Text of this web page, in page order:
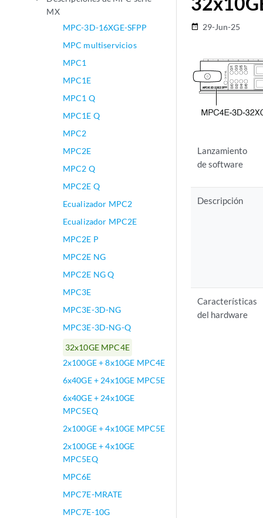
MX
MPC-3D-16XGE-SFPP
MPC multiservicios
MPC1
MPC1E
MPC1 Q
MPC1E Q
MPC2
MPC2E
MPC2 Q
MPC2E Q
Ecualizador MPC2
Ecualizador MPC2E
MPC2E P
MPC2E NG
MPC2E NG Q
MPC3E
MPC3E-3D-NG
MPC3E-3D-NG-Q
32x10GE MPC4E
2x100GE + 8x10GE MPC4E
6x40GE + 24x10GE MPC5E
6x40GE + 24x10GE
MPC5EQ
2x100GE + 4x10GE MPC5E
2x100GE + 4x10GE
MPC5EQ
MPC6E
MPC7E-MRATE
MPC7E-10G
date_range 29-Jun-25
Lanzamiento
de software
Descripción
Características
del hardware